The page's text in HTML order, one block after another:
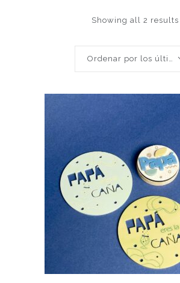
Showing all 2 results
Ordenar por los últimos